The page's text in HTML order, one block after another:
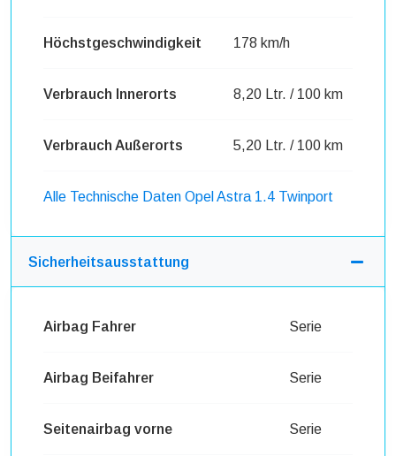
Höchstgeschwindigkeit 178 km/h
Verbrauch Innerorts 8,20 Ltr. / 100 km
Verbrauch Außerorts 5,20 Ltr. / 100 km
Alle Technische Daten Opel Astra 1.4 Twinport
Sicherheitsausstattung
Airbag Fahrer Serie
Airbag Beifahrer Serie
Seitenairbag vorne Serie